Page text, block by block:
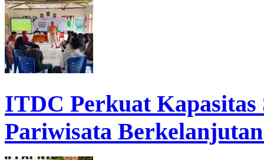
ITDC Perkuat
Pariwisata